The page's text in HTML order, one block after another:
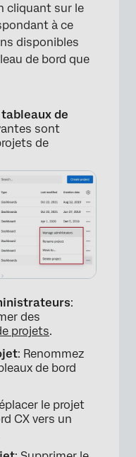
×
cliquant sur le
à ce
disponibles
de bord que
de
sont
de
:
des
projets.
: Renommez
de bord
le projet
CX vers un